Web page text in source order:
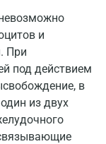
и
При
под действием
в
из двух